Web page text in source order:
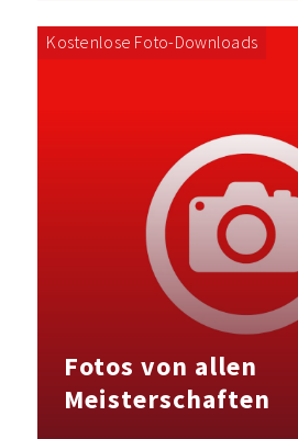
Kostenlose Foto-Downloads
Fotos von allen
Meisterschaften